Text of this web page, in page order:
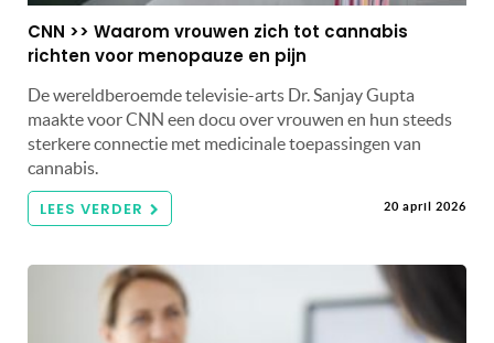
CNN >> Waarom vrouwen zich tot cannabis
richten voor menopauze en pijn
De wereldberoemde televisie-arts Dr. Sanjay Gupta
maakte voor CNN een docu over vrouwen en hun steeds
sterkere connectie met medicinale toepassingen van
cannabis.
LEES VERDER 20 april 2026